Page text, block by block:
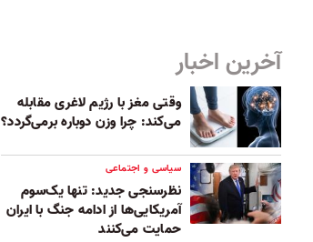
آخرین اخبار
وقتی مغز با رژیم لاغری مقابله
می‌کند: چرا وزن دوباره برمی‌گردد؟
سیاسی و اجتماعی
نظرسنجی جدید: تنها یک‌سوم
آمریکایی‌ها از ادامه جنگ با ایران
حمایت می‌کنند